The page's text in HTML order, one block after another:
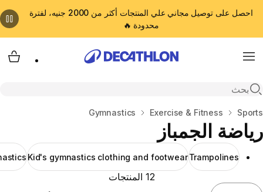
احصل على توصيل مجاني علي المنتجات أكثر من 2000 جنيه، لفترة
محدودة 🔥
Menu
Open search
المنزل
Sports
Exercise & Fitness
Gymnastics
رياضة الجمباز
Trampolines
Kid's gymnastics clothing and footwear
12 المنتجات